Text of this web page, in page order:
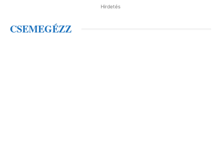
Hirdetés
CSEMEGÉZZ